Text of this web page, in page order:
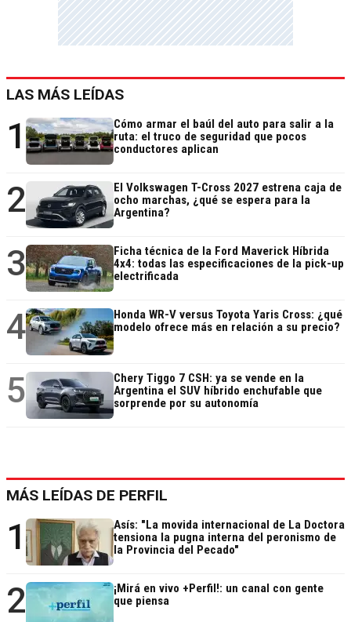
LAS MÁS LEÍDAS
1
Cómo armar el baúl del auto para salir a la
ruta: el truco de seguridad que pocos
conductores aplican
2
El Volkswagen T-Cross 2027 estrena caja de
ocho marchas, ¿qué se espera para la
Argentina?
3
Ficha técnica de la Ford Maverick Híbrida
4x4: todas las especificaciones de la pick-up
electrificada
4
Honda WR-V versus Toyota Yaris Cross: ¿qué
modelo ofrece más en relación a su precio?
5
Chery Tiggo 7 CSH: ya se vende en la
Argentina el SUV híbrido enchufable que
sorprende por su autonomía
MÁS LEÍDAS DE PERFIL
1
Asís: "La movida internacional de La Doctora
tensiona la pugna interna del peronismo de
la Provincia del Pecado"
2
¡Mirá en vivo +Perfil!: un canal con gente
que piensa